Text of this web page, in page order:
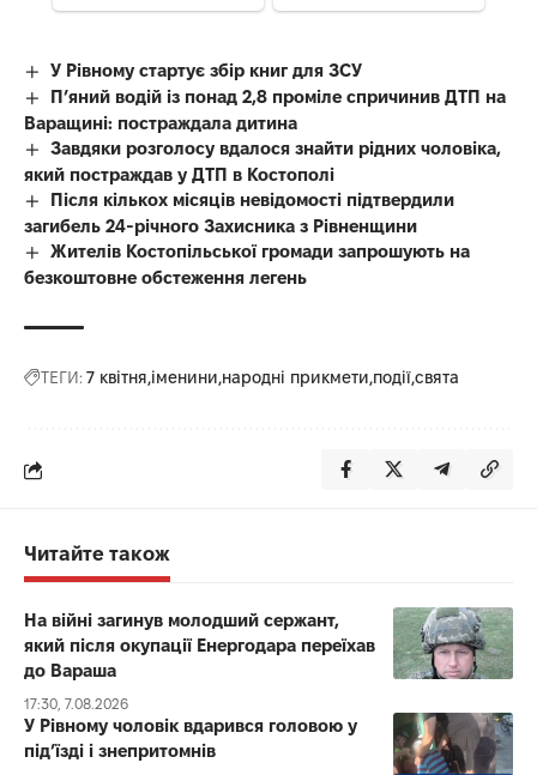
У Рівному стартує збір книг для ЗСУ
П’яний водій із понад 2,8 проміле спричинив ДТП на
Варащині: постраждала дитина
Завдяки розголосу вдалося знайти рідних чоловіка,
який постраждав у ДТП в Костополі
Після кількох місяців невідомості підтвердили
загибель 24-річного Захисника з Рівненщини
Жителів Костопільської громади запрошують на
безкоштовне обстеження легень
ТЕГИ: 7 квітня іменини народні прикмети подіїсвята
Читайте також
На війні загинув молодший сержант,
який після окупації Енергодара переїхав
до Вараша
17:30, 7.08.2026
У Рівному чоловік вдарився головою у
під’їзді і знепритомнів